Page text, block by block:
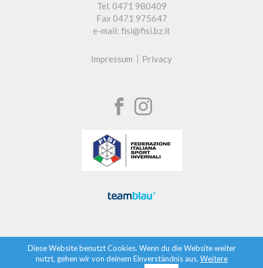
Tel. 0471 980409
Fax 0471 975647
e-mail: fisi@fisi.bz.it
Impressum Privacy
Diese Website benutzt Cookies. Wenn du die Website weiter
nutzt, gehen wir von deinem Einverständnis aus. Weitere